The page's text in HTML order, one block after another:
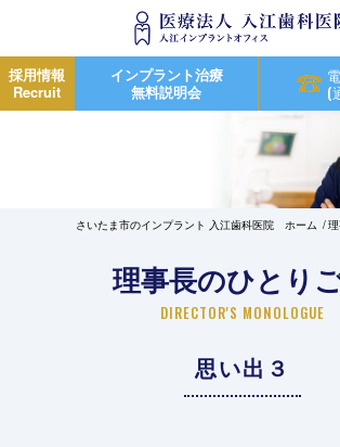
採用情報
Recruit
インプラント治療
無料説明会
(
さいたま市のインプラント 入江歯科医院 ホーム
理事長のひとり
DIRECTOR'S MONOLOGUE
思い出３